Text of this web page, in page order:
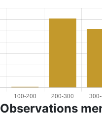
Observations